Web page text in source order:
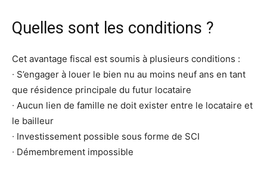
Quelles sont les conditions ?
Cet avantage fiscal est soumis à plusieurs conditions :
∙ S’engager à louer le bien nu au moins neuf ans en tant
que résidence principale du futur locataire
∙ Aucun lien de famille ne doit exister entre le locataire et
le bailleur
∙ Investissement possible sous forme de SCI
∙ Démembrement impossible